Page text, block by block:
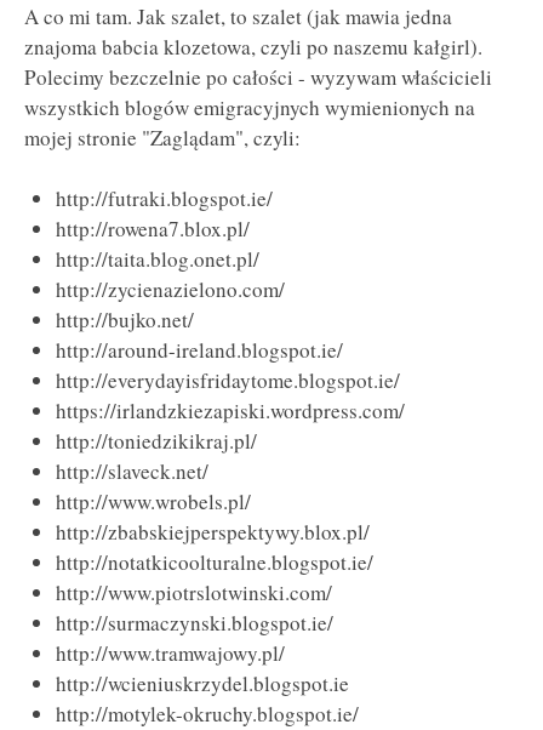
A co mi tam. Jak szalet, to szalet (jak mawia jedna
znajoma babcia klozetowa, czyli po naszemu kałgirl).
Polecimy bezczelnie po całości - wyzywam właścicieli
wszystkich blogów emigracyjnych wymienionych na
mojej stronie "Zaglądam", czyli:
http://futraki.blogspot.ie/
http://rowena7.blox.pl/
http://taita.blog.onet.pl/
http://zycienazielono.com/
http://bujko.net/
http://around-ireland.blogspot.ie/
http://everydayisfridaytome.blogspot.ie/
https://irlandzkiezapiski.wordpress.com/
http://toniedzikikraj.pl/
http://slaveck.net/
http://www.wrobels.pl/
http://zbabskiejperspektywy.blox.pl/
http://notatkicoolturalne.blogspot.ie/
http://www.piotrslotwinski.com/
http://surmaczynski.blogspot.ie/
http://www.tramwajowy.pl/
http://wcieniuskrzydel.blogspot.ie
http://motylek-okruchy.blogspot.ie/